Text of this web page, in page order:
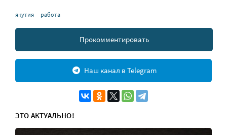
якутия работа
Прокомментировать
Наш канал в Telegram
ЭТО АКТУАЛЬНО!